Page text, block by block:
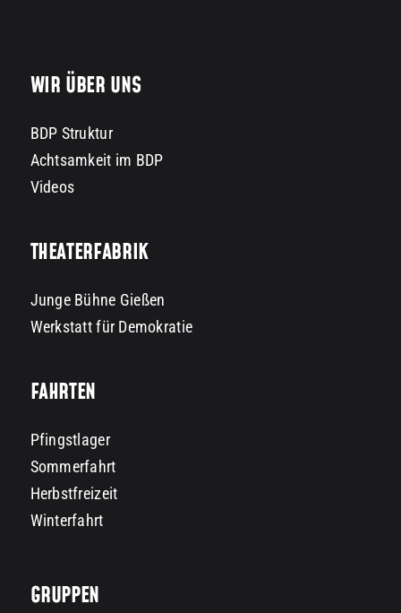
WIR ÜBER UNS
BDP Struktur
Achtsamkeit im BDP
Videos
THEATERFABRIK
Junge Bühne Gießen
Werkstatt für Demokratie
FAHRTEN
Pfingstlager
Sommerfahrt
Herbstfreizeit
Winterfahrt
GRUPPEN